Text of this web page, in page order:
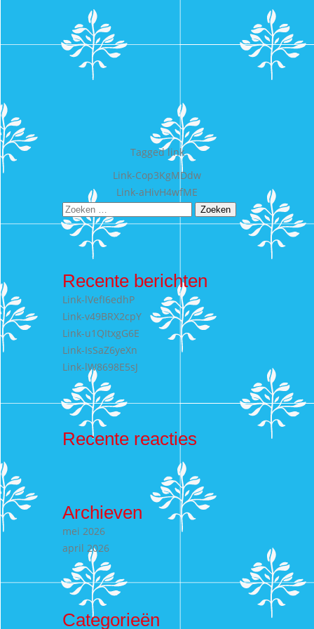
Taggedlink
Bericht
navigatie
Link-Cop3KgMDdw
Link-aHivH4wfME
Zoeken
naar:
Recente berichten
Link-lVefI6edhP
Link-v49BRX2cpY
Link-u1QItxgG6E
Link-IsSaZ6yeXn
Link-lW8698E5sJ
Recente reacties
Archieven
mei 2026
april 2026
Categorieën